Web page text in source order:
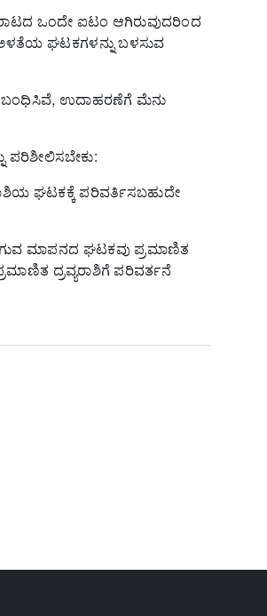
ಒಂದೇ ಐಟಂ ಆಗಿರುವುದರಿಂದ
ಘಟಕಗಳನ್ನು ಬಳಸುವ
ಉದಾಹರಣೆಗೆ ಮೆನು
ಘಟಕಕ್ಕೆ ಪರಿವರ್ತಿಸಬಹುದೇ
ಮಾಪನದ ಘಟಕವು ಪ್ರಮಾಣಿತ
ದ್ರವ್ಯರಾಶಿಗೆ ಪರಿವರ್ತನೆ